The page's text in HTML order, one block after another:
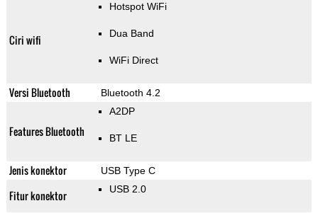
Ciri wifi
Hotspot WiFi
Dua Band
WiFi Direct
Versi Bluetooth Bluetooth 4.2
Features Bluetooth
A2DP
BT LE
Jenis konektor USB Type C
Fitur konektor USB 2.0